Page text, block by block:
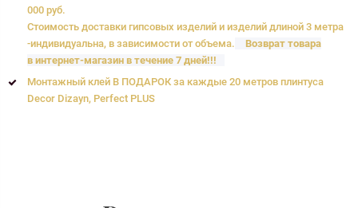
000 руб.
Стоимость доставки гипсовых изделий и изделий длиной 3 метра
-индивидуальна, в зависимости от объема.
Возврат товара
в интернет-магазин в течение 7 дней!!!
Монтажный клей В ПОДАРОК за каждые 20 метров плинтуса
Decor Dizayn, Perfect PLUS